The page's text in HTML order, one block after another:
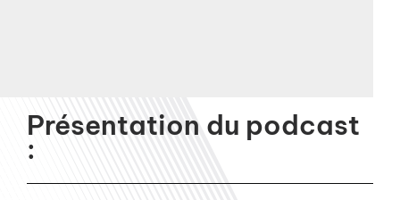
Présentation du podcast
: